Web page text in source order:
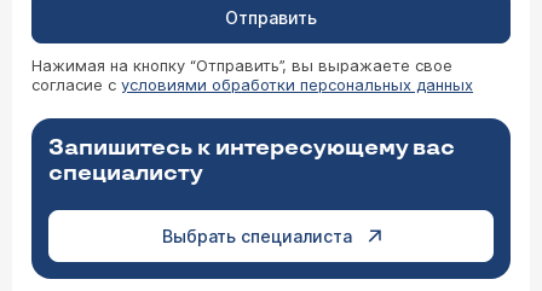
Отправить
Нажимая на кнопку “Отправить”, вы выражаете свое
согласие с условиями обработки персональных данных
Запишитесь к интересующему вас
специалисту
Выбрать специалиста